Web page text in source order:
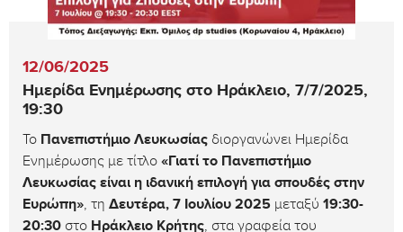
12/06/2025
Ημερίδα Ενημέρωσης στο Ηράκλειο, 7/7/2025,
19:30
Το Πανεπιστήμιο Λευκωσίας διοργανώνει Ημερίδα
Ενημέρωσης με τίτλο «Γιατί το Πανεπιστήμιο
Λευκωσίας είναι η ιδανική επιλογή για σπουδές στην
Ευρώπη», τη Δευτέρα, 7 Ιουλίου 2025 μεταξύ 19:30-
20:30 στο Ηράκλειο Κρήτης, στα γραφεία του